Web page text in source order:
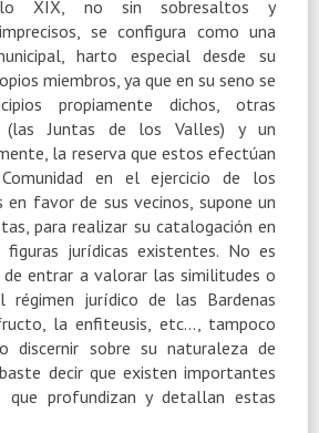
XIX, no sin sobresaltos y
se configura como una
harto especial desde su
miembros, ya que en su seno se
propiamente dichos, otras
(las Juntas de los Valles) y un
la reserva que estos efectúan
en el ejercicio de los
en favor de sus vecinos, supone un
para realizar su catalogación en
figuras jurídicas existentes. No es
entrar a valorar las similitudes o
régimen jurídico de las Bardenas
la enfiteusis, etc…, tampoco
discernir sobre su naturaleza de
decir que existen importantes
que profundizan y detallan estas